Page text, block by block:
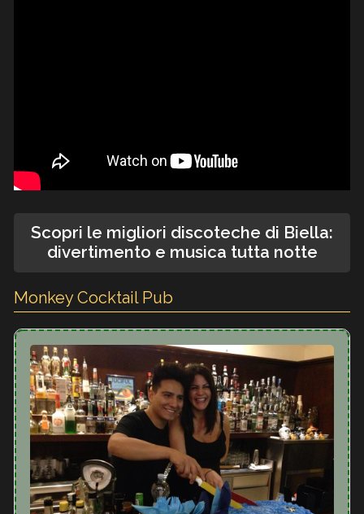
Scopri le migliori discoteche di Biella:
divertimento e musica tutta notte
Monkey Cocktail Pub